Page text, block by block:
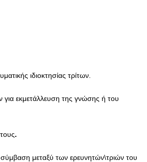
ιδιοκτησίας τρίτων.
εκμετάλλευση της γνώσης ή του
.
μεταξύ των ερευνητών\τριών του